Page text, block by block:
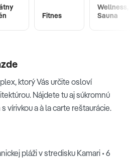
Fitnes
Wellness,
Sauna
ktorý Vás určite osloví
Nájdete tu aj súkromnú
vírivkou a à la carte reštaurácie.
pláži v stredisku Kamari • 6